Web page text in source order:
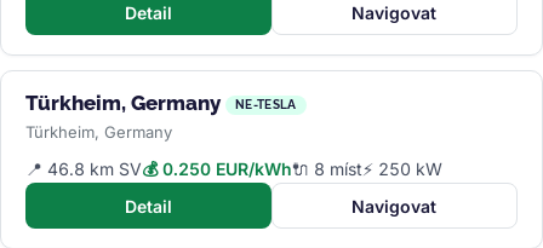
Detail
Navigovat
Türkheim, Germany NE-TESLA
Türkheim, Germany
📍 46.8 km SV💰 0.250 EUR/kWh🔌 8 míst⚡ 250 kW
Detail
Navigovat